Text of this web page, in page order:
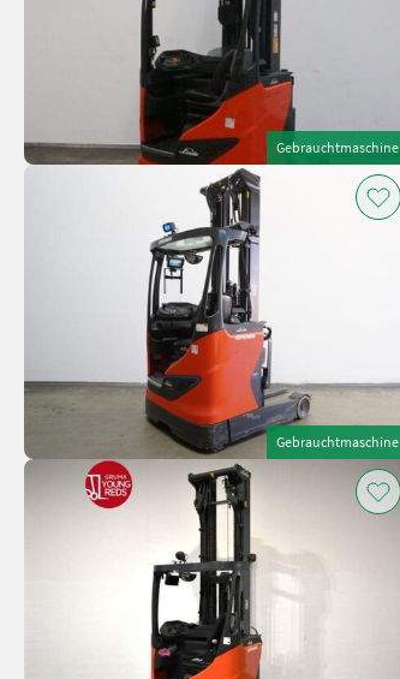
Gebrauchtmaschine
Gebrauchtmaschine